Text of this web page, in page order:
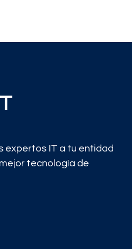
expertos IT a tu entidad
tecnología de